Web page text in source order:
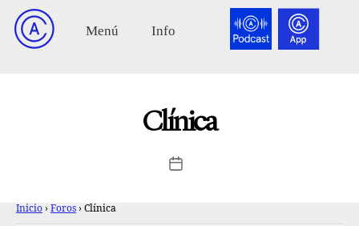
Clínica
Inicio › Foros › Clínica